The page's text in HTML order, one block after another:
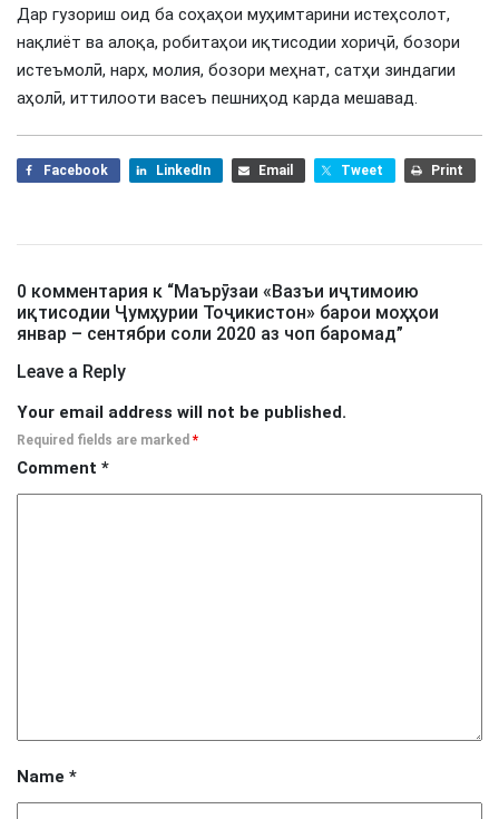
Дар гузориш оид ба соҳаҳои муҳимтарини истеҳсолот,
нақлиёт ва алоқа, робитаҳои иқтисодии хориҷӣ, бозори
истеъмолӣ, нарх, молия, бозори меҳнат, сатҳи зиндагии
аҳолӣ, иттилооти васеъ пешниҳод карда мешавад.
Facebook LinkedIn Email Tweet Print
0 комментария к “Маърӯзаи «Вазъи иҷтимоию
иқтисодии Ҷумҳурии Тоҷикистон» барои моҳҳои
январ – сентябри соли 2020 аз чоп баромад”
Leave a Reply
Your email address will not be published.
Required fields are marked *
Comment *
Name *